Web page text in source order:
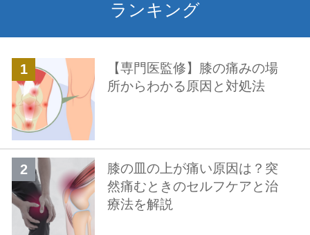
ランキング
【専門医監修】膝の痛みの場
所からわかる原因と対処法
膝の皿の上が痛い原因は？突
然痛むときのセルフケアと治
療法を解説